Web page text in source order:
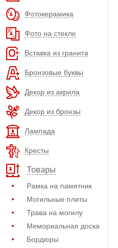
Фотокерамика
Фото на стекле
Вставка из гранита
Бронзовые буквы
Декор из акрила
Декор из бронзы
Лампада
Кресты
Товары
Рамка на памятник
Могильные плиты
Трава на могилу
Мемориальная доска
Бордюры